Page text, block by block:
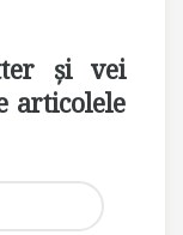
și vei
articolele